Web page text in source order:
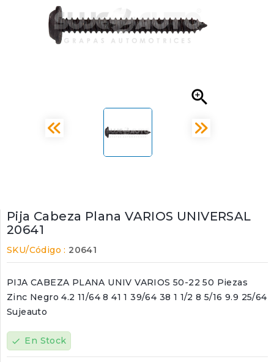

Pija Cabeza Plana VARIOS UNIVERSAL
20641
SKU/Código : 20641
PIJA CABEZA PLANA UNIV VARIOS 50-22 50 Piezas
Zinc Negro 4.2 11/64 8 41 1 39/64 38 1 1/2 8 5/16 9.9 25/64
Sujeauto
check En Stock